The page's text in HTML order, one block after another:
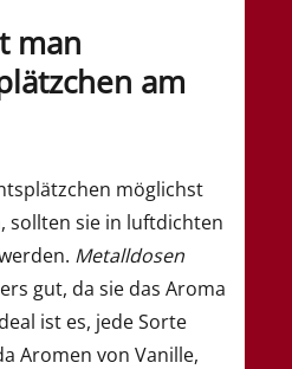
man
am
möglichst
sollten sie in luftdichten
Metalldosen
gut, da sie das Aroma
ist es, jede Sorte
Aromen von Vanille,